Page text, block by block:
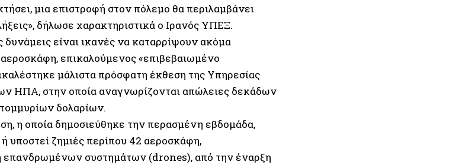
μια επιστροφή στον πόλεμο θα περιλαμβάνει
δήλωσε χαρακτηριστικά ο Ιρανός ΥΠΕΞ.
δυνάμεις είναι ικανές να καταρρίψουν ακόμα
επικαλούμενος «επιβεβαιωμένο
μάλιστα πρόσφατη έκθεση της Υπηρεσίας
ΗΠΑ, στην οποία αναγνωρίζονται απώλειες δεκάδων
δολαρίων.
η οποία δημοσιεύθηκε την περασμένη εβδομάδα,
υποστεί ζημιές περίπου 42 αεροσκάφη,
συστημάτων (drones), από την έναρξη